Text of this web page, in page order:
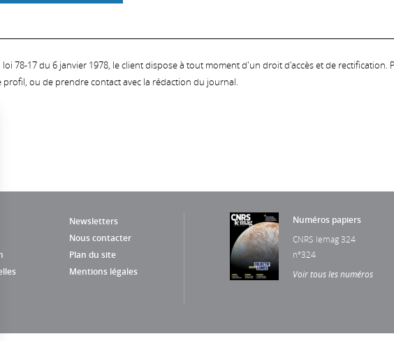
78-17 du 6 janvier 1978, le client dispose à tout moment d'un droit d'accès et de
ou de prendre contact avec la rédaction du journal.
Newsletters
Nous contacter
Plan du site
Mentions légales
Numéros papiers
CNRS lemag 324
n°324
Voir tous les numéros